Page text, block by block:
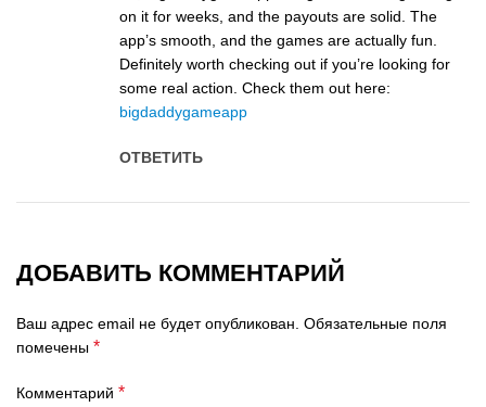
on it for weeks, and the payouts are solid. The
app’s smooth, and the games are actually fun.
Definitely worth checking out if you’re looking for
some real action. Check them out here:
bigdaddygameapp
ОТВЕТИТЬ
ДОБАВИТЬ КОММЕНТАРИЙ
Ваш адрес email не будет опубликован. Обязательные поля
помечены *
Комментарий *